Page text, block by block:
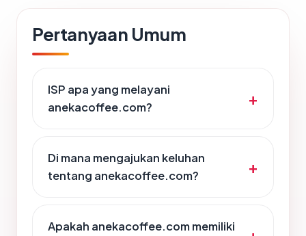
Pertanyaan Umum
ISP apa yang melayani
anekacoffee.com?
Di mana mengajukan keluhan
tentang anekacoffee.com?
Apakah anekacoffee.com memiliki